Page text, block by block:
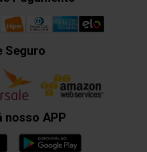
Seguro
nosso APP